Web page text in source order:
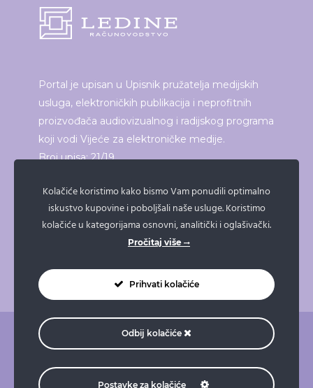
Portal je upisan u Upisnik pružatelja medijskih
usluga, elektroničkih publikacija i neprofitnih
proizvođača audiovizualnog i radijskog programa
koji vodi Vijeće za elektroničke medije.
Broj upisa: 21/19
ISPRINTAJ ČLANAK
Impressum Doniraj Naruči taksi
Kolačiće koristimo kako bismo Vam ponudili optimalno
iskustvo kupovine i poboljšali naše usluge. Koristimo
kolačiće u kategorijama osnovni, analitički i oglašivački.
Pročitaj više
Prihvati kolačiće
Odbij kolačiće
Postavke za kolačiće